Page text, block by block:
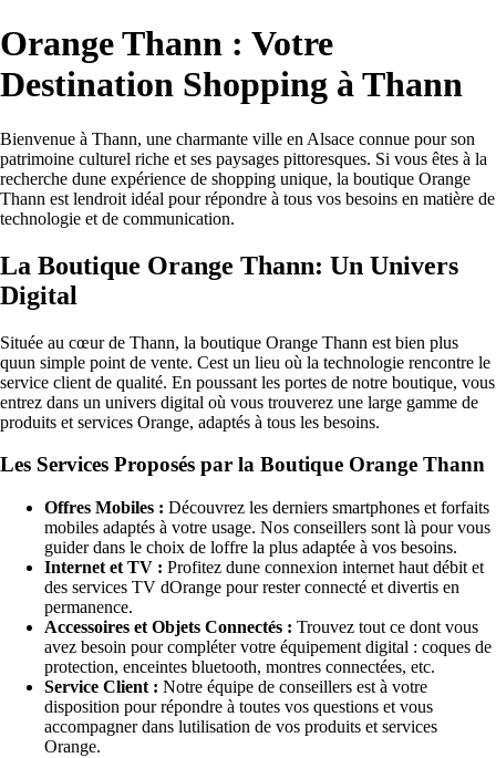
Orange Thann : Votre
Destination Shopping à Thann
Bienvenue à Thann, une charmante ville en Alsace connue pour son
patrimoine culturel riche et ses paysages pittoresques. Si vous êtes à la
recherche dune expérience de shopping unique, la boutique Orange
Thann est lendroit idéal pour répondre à tous vos besoins en matière de
technologie et de communication.
La Boutique Orange Thann: Un Univers
Digital
Située au cœur de Thann, la boutique Orange Thann est bien plus
quun simple point de vente. Cest un lieu où la technologie rencontre le
service client de qualité. En poussant les portes de notre boutique, vous
entrez dans un univers digital où vous trouverez une large gamme de
produits et services Orange, adaptés à tous les besoins.
Les Services Proposés par la Boutique Orange Thann
Offres Mobiles : Découvrez les derniers smartphones et forfaits
mobiles adaptés à votre usage. Nos conseillers sont là pour vous
guider dans le choix de loffre la plus adaptée à vos besoins.
Internet et TV : Profitez dune connexion internet haut débit et
des services TV dOrange pour rester connecté et divertis en
permanence.
Accessoires et Objets Connectés : Trouvez tout ce dont vous
avez besoin pour compléter votre équipement digital : coques de
protection, enceintes bluetooth, montres connectées, etc.
Service Client : Notre équipe de conseillers est à votre
disposition pour répondre à toutes vos questions et vous
accompagner dans lutilisation de vos produits et services
Orange.